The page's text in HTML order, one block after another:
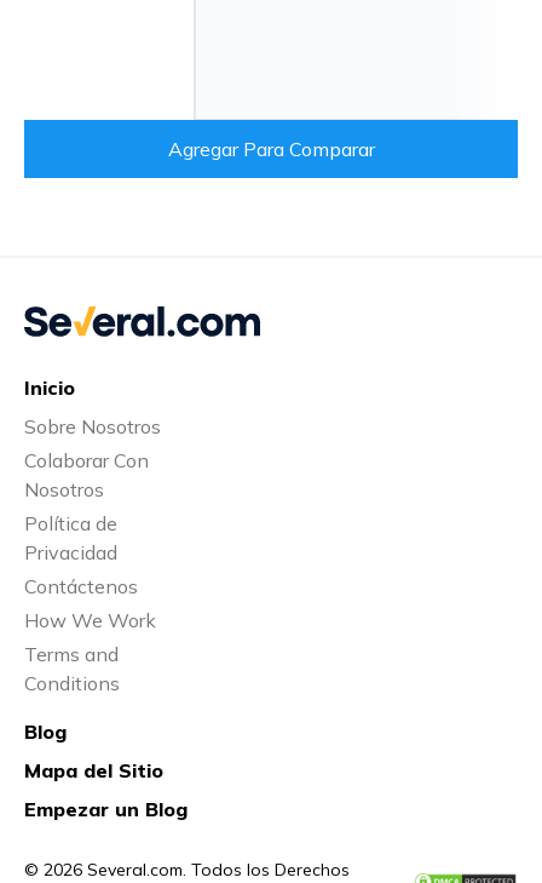
Agregar Para Comparar
© 2026 Several.com. Todos los Derechos
Inicio
Sobre Nosotros
Colaborar Con
Nosotros
Política de
Privacidad
Contáctenos
How We Work
Terms and
Conditions
Blog
Mapa del Sitio
Empezar un Blog